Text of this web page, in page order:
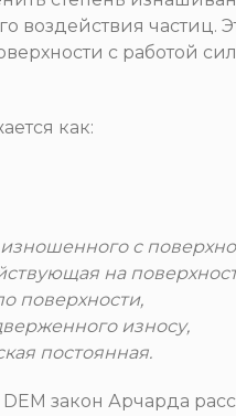
воздействия частиц.
с работой
как:
с
на
поверхности,
износу,
постоянная.
закон Арчарда